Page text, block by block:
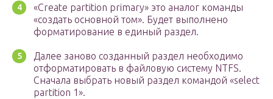
«Create partition primary» это аналог команды
«создать основной том». Будет выполнено
форматирование в единый раздел.
Далее заново созданный раздел необходимо
отформатировать в файловую систему NTFS.
Сначала выбрать новый раздел командой «select
partition 1».